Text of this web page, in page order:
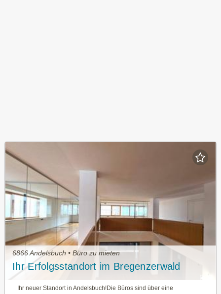
6866 Andelsbuch • Büro zu mieten
Ihr Erfolgsstandort im Bregenzerwald
Ihr neuer Standort in Andelsbuch!Die Büros sind über eine